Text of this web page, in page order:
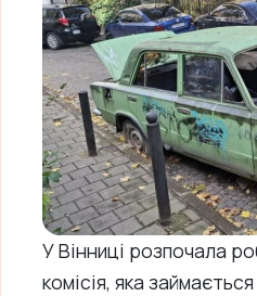
У Вінниці розпочала
комісія, яка